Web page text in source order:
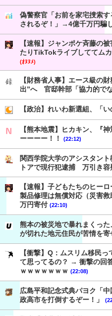
偽警察官「お前を家宅捜索
されるぞ！」→4億千万円騙
【速報】ジャンポケ斉藤の
たりTikTokライブしててム
(ｵﾇﾇﾒ)
【財務省人事】エース級の
出”へ 官邸幹部「協力的で
【政治】れいわ新選組、「
【熊本地震】ヒカキン、『
ーーーー！！
(22:12)
関西学院大学のアシスタン
トアで現行犯逮捕 万引き容
【速報】子どもたちのヒー
製品修理は無償対応（災害
万円寄付 (22:10)
熊本の被災地で暴れまくっ
が切れた地元住民が苦情を
【衝撃】Q：ムスリム移民
て思ってるの？ → 衝撃の回
ｗｗｗｗｗｗｗ (22:08)
広島平和記念式典パヨク「
政高市を打倒するぞー！」